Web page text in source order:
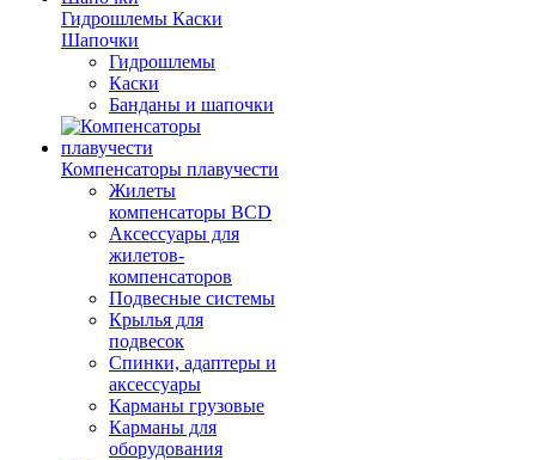
Гидрошлемы Каски
Шапочки
Гидрошлемы
Каски
Банданы и шапочки
Компенсаторы плавучести
Жилеты
компенсаторы BCD
Аксессуары для
жилетов-
компенсаторов
Подвесные системы
Крылья для
подвесок
Спинки, адаптеры и
аксессуары
Карманы грузовые
Карманы для
оборудования